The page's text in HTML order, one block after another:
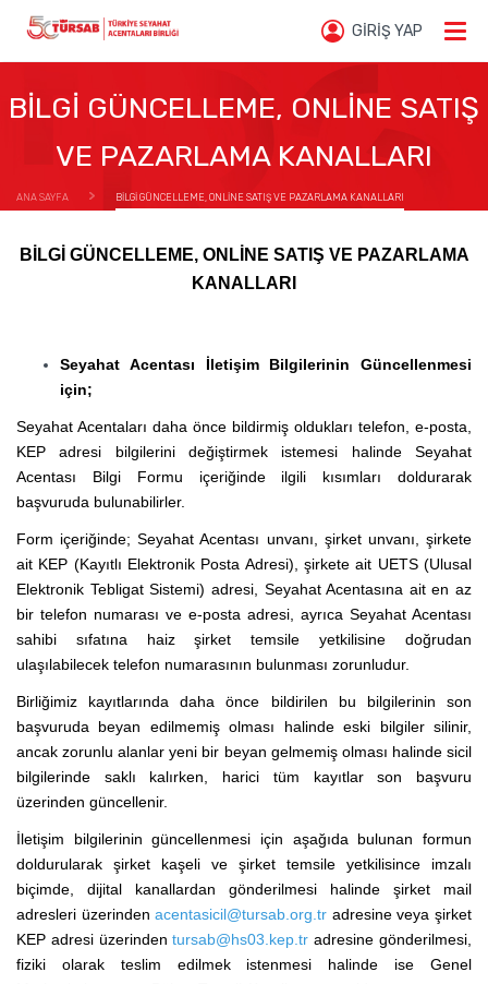
GİRİŞ YAP
BİLGİ GÜNCELLEME, ONLİNE SATIŞ
VE PAZARLAMA KANALLARI
ANA SAYFA BİLGİ GÜNCELLEME, ONLİNE SATIŞ VE PAZARLAMA KANALLARI
BİLGİ GÜNCELLEME, ONLİNE SATIŞ VE PAZARLAMA
KANALLARI
Seyahat Acentası İletişim Bilgilerinin Güncellenmesi
için;
Seyahat Acentaları daha önce bildirmiş oldukları telefon, e-posta,
KEP adresi bilgilerini değiştirmek istemesi halinde Seyahat
Acentası Bilgi Formu içeriğinde ilgili kısımları doldurarak
başvuruda bulunabilirler.
Form içeriğinde; Seyahat Acentası unvanı, şirket unvanı, şirkete
ait KEP (Kayıtlı Elektronik Posta Adresi), şirkete ait UETS (Ulusal
Elektronik Tebligat Sistemi) adresi, Seyahat Acentasına ait en az
bir telefon numarası ve e-posta adresi, ayrıca Seyahat Acentası
sahibi sıfatına haiz şirket temsile yetkilisine doğrudan
ulaşılabilecek telefon numarasının bulunması zorunludur.
Birliğimiz kayıtlarında daha önce bildirilen bu bilgilerinin son
başvuruda beyan edilmemiş olması halinde eski bilgiler silinir,
ancak zorunlu alanlar yeni bir beyan gelmemiş olması halinde sicil
bilgilerinde saklı kalırken, harici tüm kayıtlar son başvuru
üzerinden güncellenir.
İletişim bilgilerinin güncellenmesi için aşağıda bulunan formun
doldurularak şirket kaşeli ve şirket temsile yetkilisince imzalı
biçimde, dijital kanallardan gönderilmesi halinde şirket mail
adresleri üzerindenacentasicil@tursab.org.tr adresine veya şirket
KEP adresi üzerindentursab@hs03.kep.tr adresine gönderilmesi,
fiziki olarak teslim edilmek istenmesi halinde ise Genel